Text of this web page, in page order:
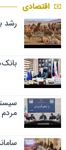
اقتصادی
رشد
مردم